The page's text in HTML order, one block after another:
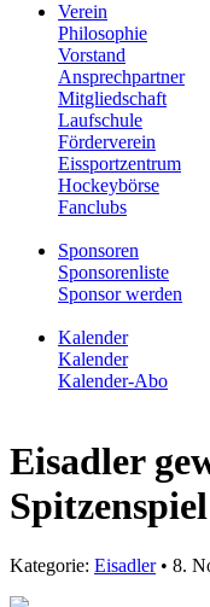
Verein
Philosophie
Vorstand
Ansprechpartner
Mitgliedschaft
Laufschule
Förderverein
Eissportzentrum
Hockeybörse
Fanclubs
Sponsoren
Sponsorenliste
Sponsor werden
Kalender
Kalender
Kalender-Abo
Eisadler
Kategorie: Eisadler• 8.